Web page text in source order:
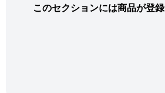
このセクションには商品が登